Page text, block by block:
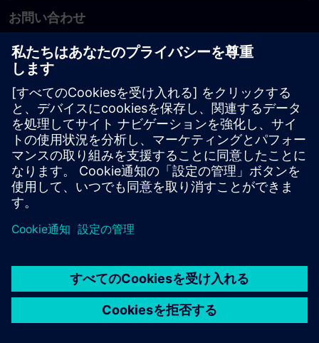
お問い合わせ
PLM製品のお問い合わせ
EDA製品のお問い合わせ
世界各地の事業拠点
サポート・センター
ご意見・ご要望
違法コピーの連絡先
© Siemens2026
タル・ミレニアム著作権法 (DMCA)
内部通報